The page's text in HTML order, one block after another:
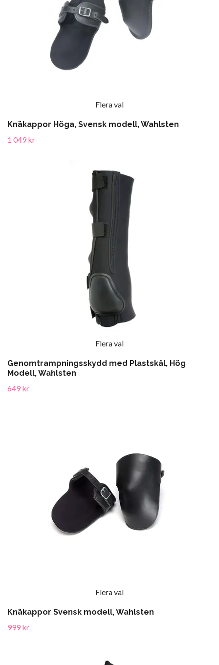
Flera val
Knäkappor Höga, Svensk modell, Wahlsten
1 049 kr
Flera val
Genomtrampningsskydd med Plastskål, Hög
Modell, Wahlsten
649 kr
Flera val
Knäkappor Svensk modell, Wahlsten
999 kr